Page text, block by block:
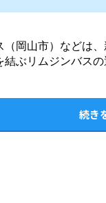
（岡山市）などは
結ぶリムジンバス
続き